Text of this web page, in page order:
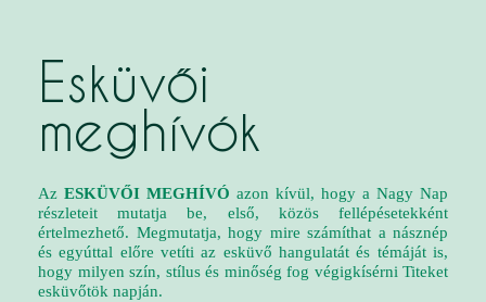
Esküvői
meghívók
Az ESKÜVŐI MEGHÍVÓ azon kívül, hogy a Nagy Nap
részleteit mutatja be, első, közös fellépésetekként
értelmezhető. Megmutatja, hogy mire számíthat a násznép
és egyúttal előre vetíti az esküvő hangulatát és témáját is,
hogy milyen szín, stílus és minőség fog végigkísérni Titeket
esküvőtök napján.